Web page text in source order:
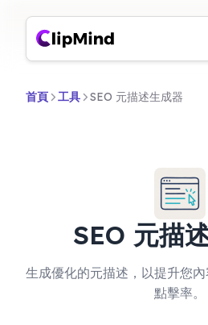
首頁 工具 SEO 元描述生成器
SEO 元描
生成優化的元描述，以提升您
點擊率。